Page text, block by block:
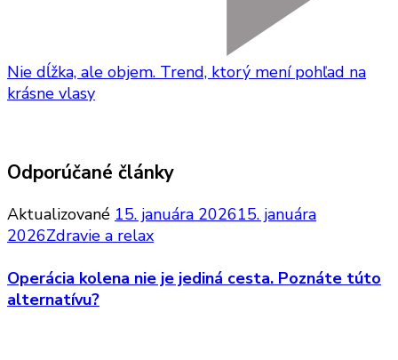
Nie dĺžka, ale objem. Trend, ktorý mení pohľad na
krásne vlasy
Odporúčané články
Aktualizované 15. januára 202615. januára
2026Zdravie a relax
Operácia kolena nie je jediná cesta. Poznáte túto
alternatívu?